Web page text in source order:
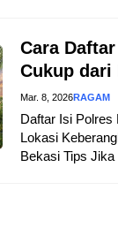
Cara
Cukup dari
Mar. 8, 2026RAGAM
Daftar Isi Polres
Lokasi
Bekasi Tips Jika